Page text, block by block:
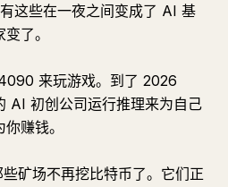
这些在一夜之间变成了 AI 基
了。
来玩游戏。到了 2026
AI 初创公司运行推理来为自己
赚钱。
矿场不再挖比特币了。它们正